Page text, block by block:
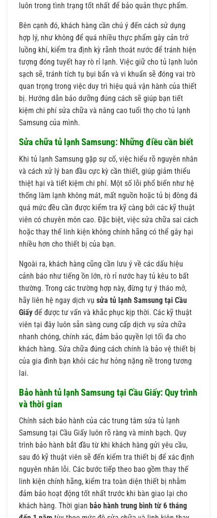
luôn trong tình trạng tốt nhất để bảo quản thực phẩm.
Bên cạnh đó, khách hàng cần chú ý đến cách sử dụng
hợp lý, như không để quá nhiều thực phẩm gây cản trở
luồng khí, kiểm tra định kỳ rãnh thoát nước để tránh hiện
tượng đóng tuyết hay rò rỉ lạnh. Việc giữ cho tủ lạnh luôn
sạch sẽ, tránh tích tụ bụi bẩn và vi khuẩn sẽ đóng vai trò
quan trọng trong việc duy trì hiệu quả vận hành của thiết
bị. Hướng dẫn bảo dưỡng đúng cách sẽ giúp bạn tiết
kiệm chi phí sửa chữa và nâng cao tuổi thọ cho tủ lạnh
Samsung của mình.
Sửa chữa tủ lạnh Samsung: Những điều cần biết
Khi tủ lạnh Samsung gặp sự cố, việc hiểu rõ nguyên nhân
và cách xử lý ban đầu cực kỳ cần thiết, giúp giảm thiểu
thiệt hại và tiết kiệm chi phí. Một số lỗi phổ biến như hệ
thống làm lạnh không mát, mất nguồn hoặc tủ bị đông đá
quá mức đều cần được kiểm tra kỹ càng bởi các kỹ thuật
viên có chuyên môn cao. Đặc biệt, việc sửa chữa sai cách
hoặc thay thế linh kiện không chính hãng có thể gây hại
nhiều hơn cho thiết bị của bạn.
Ngoài ra, khách hàng cũng cần lưu ý về các dấu hiệu
cảnh báo như tiếng ồn lớn, rò rỉ nước hay tủ kêu to bất
thường. Trong các trường hợp này, đừng tự ý tháo mở,
hãy liên hệ ngay dịch vụ sửa tủ lạnh Samsung tại Cầu
Giấy để được tư vấn và khắc phục kịp thời. Các kỹ thuật
viên tại đây luôn sẵn sàng cung cấp dịch vụ sửa chữa
nhanh chóng, chính xác, đảm bảo quyền lợi tối đa cho
khách hàng. Sửa chữa đúng cách chính là bảo vệ thiết bị
của gia đình bạn khỏi các hư hỏng nặng nề trong tương
lai.
Bảo hành tủ lạnh Samsung tại Cầu Giấy: Quy trình
và thời gian
Chính sách bảo hành của các trung tâm sửa tủ lạnh
Samsung tại Cầu Giấy luôn rõ ràng và minh bạch. Quy
trình bảo hành bắt đầu từ khi khách hàng gửi yêu cầu,
sau đó kỹ thuật viên sẽ đến kiểm tra thiết bị để xác định
nguyên nhân lỗi. Các bước tiếp theo bao gồm thay thế
linh kiện chính hãng, kiểm tra toàn diện thiết bị nhằm
đảm bảo hoạt động tốt nhất trước khi bàn giao lại cho
khách hàng. Thời gian bảo hành trung bình từ 6 tháng